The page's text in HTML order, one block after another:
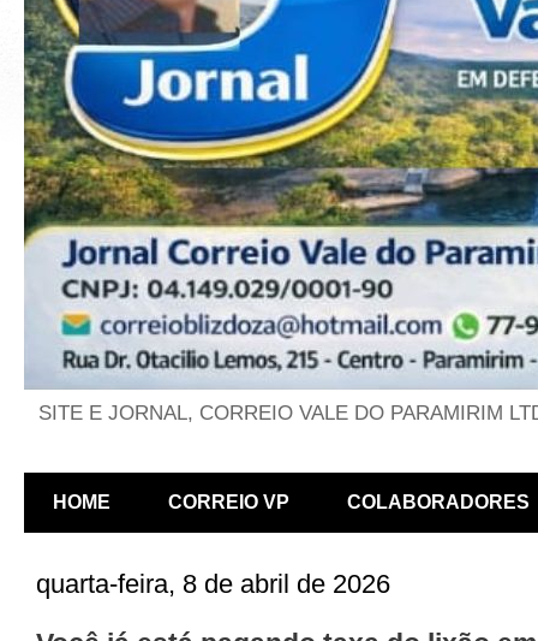
SITE E JORNAL, CORREIO VALE DO PARAMIRIM
HOME CORREIO VP COLABORADORES
quarta-feira, 8 de abril de 2026